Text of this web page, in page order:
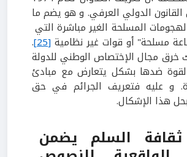
الدولي العرفي. و هو يضم ما
المسلحة الغير مباشرة التي
مسلحة" أو قوات غير نظامية [25]
.
خرق مجال الإختصاص الوطني للدولة
ضدها بشكل يتعارض مع مبادئ
و عليه فتعريف الجرائم في حق
هذا الإشكال.
ثقافة السلم يضمن